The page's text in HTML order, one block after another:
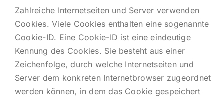
Zahlreiche Internetseiten und Server verwenden
Cookies. Viele Cookies enthalten eine sogenannte
Cookie-ID. Eine Cookie-ID ist eine eindeutige
Kennung des Cookies. Sie besteht aus einer
Zeichenfolge, durch welche Internetseiten und
Server dem konkreten Internetbrowser zugeordnet
werden können, in dem das Cookie gespeichert